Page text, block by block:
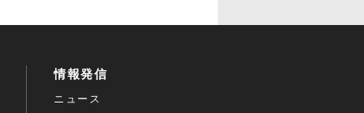
情報発信
ニュース